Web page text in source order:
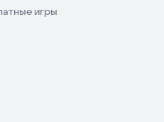
игры